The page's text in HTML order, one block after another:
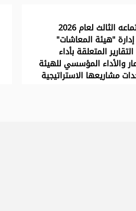
في اجتماعه الثالث لعام 2026
"هيئة المعاشات"
المتعلقة بأداء
والأداء المؤسسي للهيئة
مشاريعها الاستراتيجية